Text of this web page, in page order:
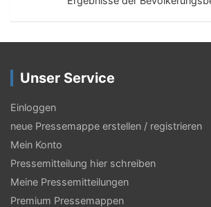
r
g
s
-
N
a
v
Unser Service
Einloggen
neue Pressemappe erstellen / registrieren
Mein Konto
Pressemitteilung hier schreiben
Meine Pressemitteilungen
Premium Pressemappen